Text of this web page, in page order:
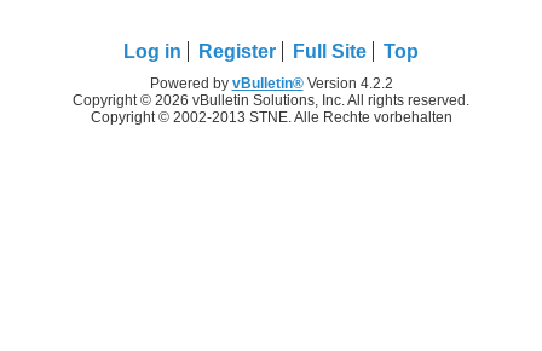
Log in Register Full Site Top
Powered by vBulletin®Version 4.2.2
Copyright © 2026 vBulletin Solutions, Inc. All rights reserved.
Copyright © 2002-2013 STNE. Alle Rechte vorbehalten